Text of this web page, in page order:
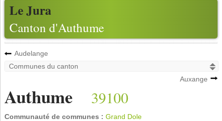
Le Jura
Canton d'Authume
Audelange
Auxange
Authume 39100
Communauté de communes : Grand Dole